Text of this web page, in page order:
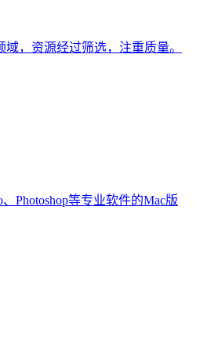
，资源经过筛选，注重质量。
Photoshop等专业软件的Mac版